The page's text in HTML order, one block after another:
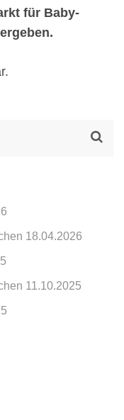
für Baby-
18.04.2026
11.10.2025